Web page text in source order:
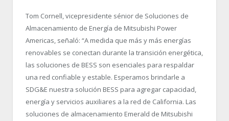
Tom Cornell, vicepresidente sénior de Soluciones de
Almacenamiento de Energía de Mitsubishi Power
Americas, señaló: “A medida que más y más energías
renovables se conectan durante la transición energética,
las soluciones de BESS son esenciales para respaldar
una red confiable y estable. Esperamos brindarle a
SDG&E nuestra solución BESS para agregar capacidad,
energía y servicios auxiliares a la red de California. Las
soluciones de almacenamiento Emerald de Mitsubishi